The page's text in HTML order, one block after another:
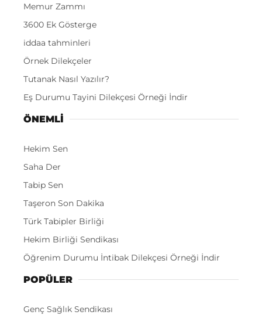
Memur Zammı
3600 Ek Gösterge
iddaa tahminleri
Örnek Dilekçeler
Tutanak Nasıl Yazılır?
Eş Durumu Tayini Dilekçesi Örneği İndir
ÖNEMLI
Hekim Sen
Saha Der
Tabip Sen
Taşeron Son Dakika
Türk Tabipler Birliği
Hekim Birliği Sendikası
Öğrenim Durumu İntibak Dilekçesi Örneği İndir
POPÜLER
Genç Sağlık Sendikası